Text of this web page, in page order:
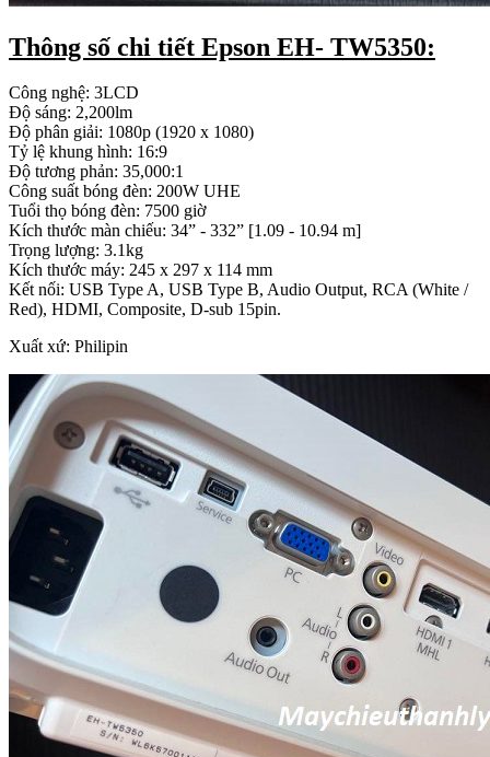
Thông số chi tiết Epson EH- TW5350:
Công nghệ: 3LCD
Độ sáng: 2,200lm
Độ phân giải: 1080p (1920 x 1080)
Tỷ lệ khung hình: 16:9
Độ tương phản: 35,000:1
Công suất bóng đèn: 200W UHE
Tuổi thọ bóng đèn: 7500 giờ
Kích thước màn chiếu: 34” - 332” [1.09 - 10.94 m]
Trọng lượng: 3.1kg
Kích thước máy: 245 x 297 x 114 mm
Kết nối: USB Type A, USB Type B, Audio Output, RCA (White /
Red), HDMI, Composite, D-sub 15pin.
Xuất xứ: Philipin